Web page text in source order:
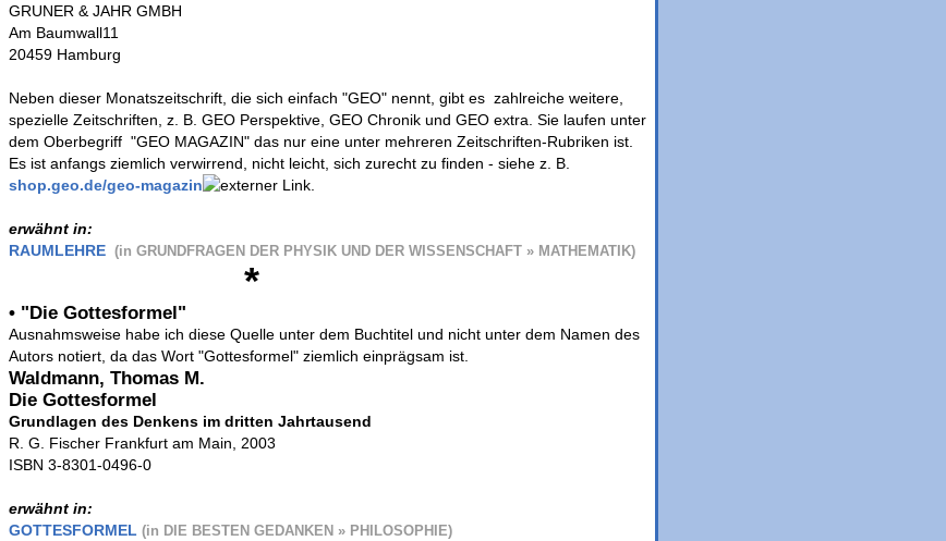
GRUNER & JAHR GMBH
Am Baumwall11
20459 Hamburg
Neben dieser Monatszeitschrift, die sich einfach "GEO" nennt, gibt es zahlreiche weitere,
spezielle Zeitschriften, z. B. GEO Perspektive, GEO Chronik und GEO extra. Sie laufen unter
dem Oberbegriff "GEO MAGAZIN" das nur eine unter mehreren Zeitschriften-Rubriken ist.
Es ist anfangs ziemlich verwirrend, nicht leicht, sich zurecht zu finden - siehe z. B.
shop.geo.de/geo-magazin
erwähnt in:
RAUMLEHRE (in GRUNDFRAGEN DER PHYSIK UND DER WISSENSCHAFT » MATHEMATIK)
*
• "Die Gottesformel"
Ausnahmsweise habe ich diese Quelle unter dem Buchtitel und nicht unter dem Namen des
Autors notiert, da das Wort "Gottesformel" ziemlich einprägsam ist.
Waldmann, Thomas M.
Die Gottesformel
Grundlagen des Denkens im dritten Jahrtausend
R. G. Fischer Frankfurt am Main, 2003
ISBN 3-8301-0496-0
erwähnt in:
GOTTESFORMEL (in DIE BESTEN GEDANKEN » PHILOSOPHIE)